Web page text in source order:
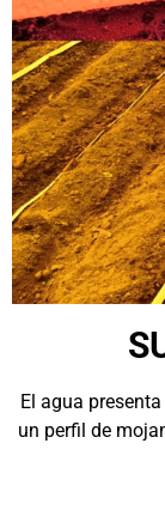
El agua
un perfil de